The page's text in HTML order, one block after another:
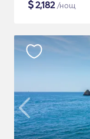
$2,182/нощ